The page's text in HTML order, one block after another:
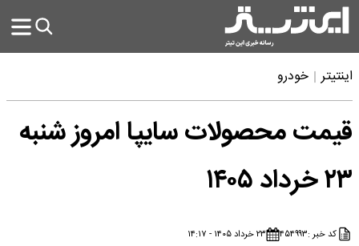
اینتیتر خودرو
قیمت محصولات سایپا امروز شنبه
۲۳ خرداد ۱۴۰۵
کد خبر :۴۵۴۹۹۳ ۲۳ خرداد ۱۴۰۵ - ۱۴:۱۷